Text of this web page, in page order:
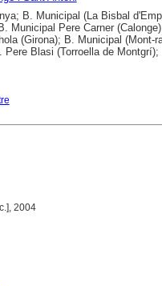
B. Municipal (La Bisbal
Municipal Pere Carner
(Girona); B. Municipal
Pere Blasi (Torroella de
2004